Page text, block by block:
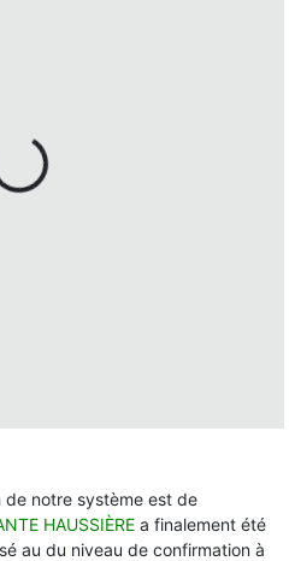
de notre système est de
HAUSSIÈRE a finalement été
au du niveau de confirmation à